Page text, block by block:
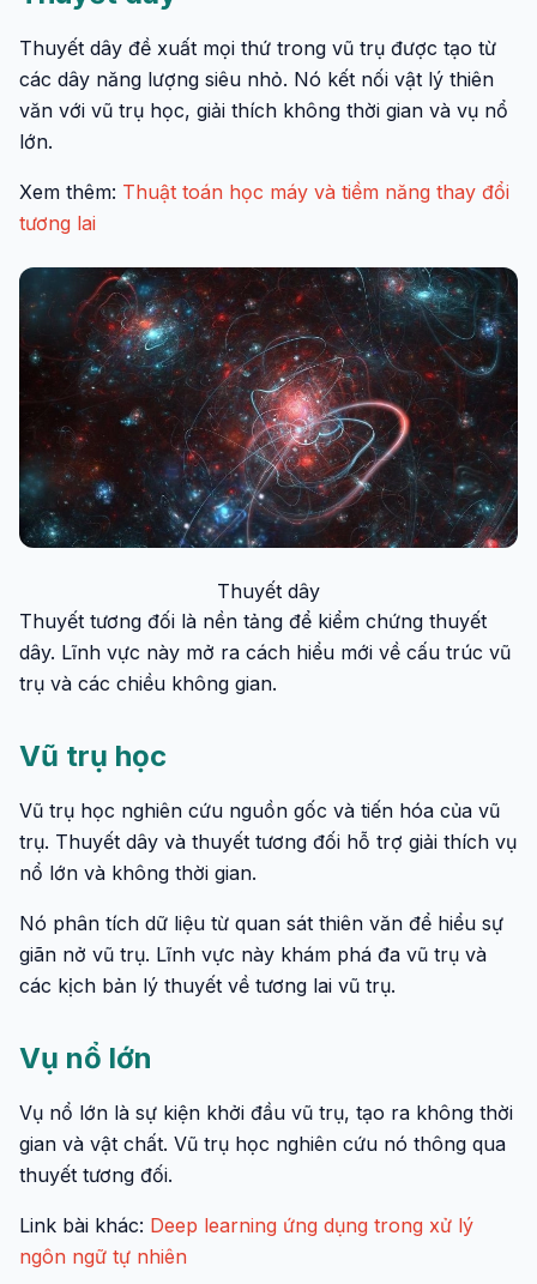
Thuyết dây đề xuất mọi thứ trong vũ trụ được tạo từ
các dây năng lượng siêu nhỏ. Nó kết nối vật lý thiên
văn với vũ trụ học, giải thích không thời gian và vụ nổ
lớn.
Xem thêm: Thuật toán học máy và tiềm năng thay đổi
tương lai
Thuyết dây
Thuyết tương đối là nền tảng để kiểm chứng thuyết
dây. Lĩnh vực này mở ra cách hiểu mới về cấu trúc vũ
trụ và các chiều không gian.
Vũ trụ học
Vũ trụ học nghiên cứu nguồn gốc và tiến hóa của vũ
trụ. Thuyết dây và thuyết tương đối hỗ trợ giải thích vụ
nổ lớn và không thời gian.
Nó phân tích dữ liệu từ quan sát thiên văn để hiểu sự
giãn nở vũ trụ. Lĩnh vực này khám phá đa vũ trụ và
các kịch bản lý thuyết về tương lai vũ trụ.
Vụ nổ lớn
Vụ nổ lớn là sự kiện khởi đầu vũ trụ, tạo ra không thời
gian và vật chất. Vũ trụ học nghiên cứu nó thông qua
thuyết tương đối.
Link bài khác: Deep learning ứng dụng trong xử lý
ngôn ngữ tự nhiên